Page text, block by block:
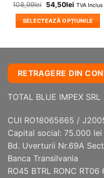
108,99lei 54,50lei TVA Inclus
SELECTEAZĂ OPȚIUNILE
mai
multe
variații.
Opțiunile
fi
alese
pagina
produsului.
RETRAGERE DIN
TOTAL BLUE IMPEX SRL
CUI RO18065665 /
Capital social: 75.000 lei
Bd. Uverturii Nr.69A
Banca Transilvania
RO45 BTRL RONC RT06